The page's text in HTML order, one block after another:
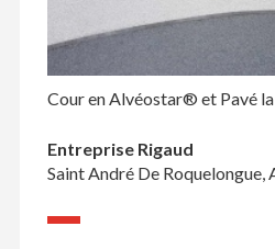
Cour en Alvéostar® et Pavé
Entreprise Rigaud
Saint André De Roquelongue,